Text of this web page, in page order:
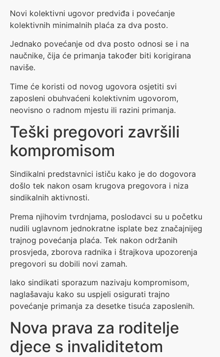
Novi kolektivni ugovor predviđa i povećanje
kolektivnih minimalnih plaća za dva posto.
Jednako povećanje od dva posto odnosi se i na
naučnike, čija će primanja također biti korigirana
naviše.
Time će koristi od novog ugovora osjetiti svi
zaposleni obuhvaćeni kolektivnim ugovorom,
neovisno o radnom mjestu ili razini primanja.
Teški pregovori završili
kompromisom
Sindikalni predstavnici ističu kako je do dogovora
došlo tek nakon osam krugova pregovora i niza
sindikalnih aktivnosti.
Prema njihovim tvrdnjama, poslodavci su u početku
nudili uglavnom jednokratne isplate bez značajnijeg
trajnog povećanja plaća. Tek nakon održanih
prosvjeda, zborova radnika i štrajkova upozorenja
pregovori su dobili novi zamah.
Iako sindikati sporazum nazivaju kompromisom,
naglašavaju kako su uspjeli osigurati trajno
povećanje primanja za desetke tisuća zaposlenih.
Nova prava za roditelje
djece s invaliditetom